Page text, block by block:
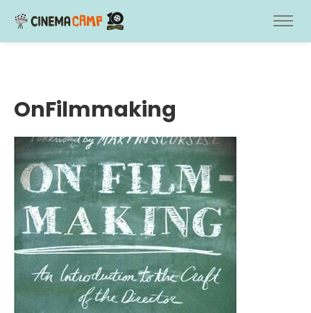
OnFilmmaking